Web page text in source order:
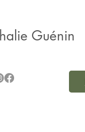
Guénin